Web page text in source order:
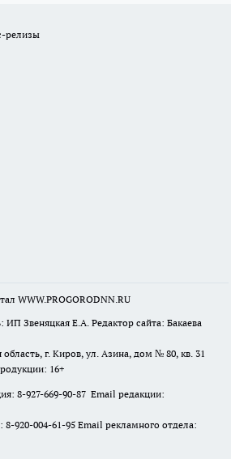
релизы
WWW.PROGORODNN.RU
Звеняцкая Е.А. Редактор сайта: Бакаева
область, г. Киров, ул. Азина, дом № 80, кв. 31
16+
8-927-669-90-87 Email редакции:
920-004-61-95 Email рекламного отдела: